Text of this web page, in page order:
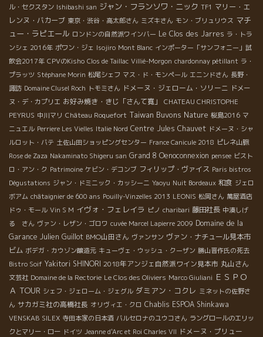
ル・セクスタン Ishibashi san ジャン・フランソワ・ニック TF1 マリー・エ
レンヌ・バカーブ 東京・渋谷・高太郎さん ミズキさん モン・ブリュリウス マチ
ュー・ラピエール ロンドンの自然派ワインバー Le Clos des Jarres ラ・トラ
ンシェ 2016年 ポワン・ジェ Isojiro Mont Blanc インポーター「サンフォニー」試
飲会2017年 CPVのKisho Clos de Taillac Villié-Morgon chardonnay pétillant ラ・
プラッツ Stéphane Morin 松尾シェフ マス・ド・モンペール エニンドさん 長野・
諏訪 Domaine Clusel Roch トモミさん ドメーヌ・ジェローム・ソリーニ ドメー
ヌ・デ・カプリエ お好み焼き・きじ「さんて寛」
CHATEAU CHRISTOPHE
PEYRUS 中川マリ Château Roquefort Taiwan Buvons Nature 桜島2016 マ
ニュエル Perriere Les Vielles Italie Nord Centre Jules Chauvet ドメーヌ・シャ
ルロット・バテ 土佐山田ショッピングセンター France Canicule 2018 ピレネ山脈
Rose de Zaza Nakaminato Shigeru san Grand 8 Oenoconnexion pensee ビスト
ロ・アン・ク Patrimoine ケビン・デコンブ フィリップ・ヴァイス Paris bistros
Dégustations ジャン・ドミニック・カッシーニ Yaoyu Nuit Bordeaux 和食 ジェロ
ボアム châtaignier de 600 ans Pouilly-Vinzelles 2013 LEONIS 松岡さん 萬屋酒店
ドゥ・モール Vin S M イヴォ・フェレイラ ピノ charibari 藤田社長 中湊しげ
る さん ヴァン・レザン・ゴロワ cuvée Marcel Lapierre 2009 Domaine de la
Garance Julien Guillot BMO山田さん ヴァンサン ヴァン・ナチュール見本市
ビム ボデガ・カウゾン醸造元 キューヴェ・ウッシュ・クーザン 勝山晋作氏の死去
Bistro Soif Yakitori SHINORI 2018年アンジェ自然派ワイン見本市 丸山さん
文芸社 Domaine de la Rectorie Le Clos des Oliviers Marco Giuliani ＥＳＰＯ
Ａ TOUR シェフ・ジェローム・ジェグル ダミアン・コクレ ミネットの佐野さ
ん サカガミ社の高橋社長 オリヴィエ・クロ Chablis ESPOA Shinkawa
VENSKAB SILEX 寺田本家の日本酒 バルセロナのユウコさん ラングロールのエリッ
クとマリー・ロー ドイツ Jeanne d'Arc et Roi Charles VII ドメーヌ・プリュー